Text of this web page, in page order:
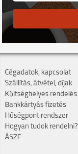
Cégadatok, kapcsolat
Szállítás, átvétel, díjak
Költséghelyes rendelés
Bankkártyás fizetés
Hűségpont rendszer
Hogyan tudok rendelni?
ÁSZF